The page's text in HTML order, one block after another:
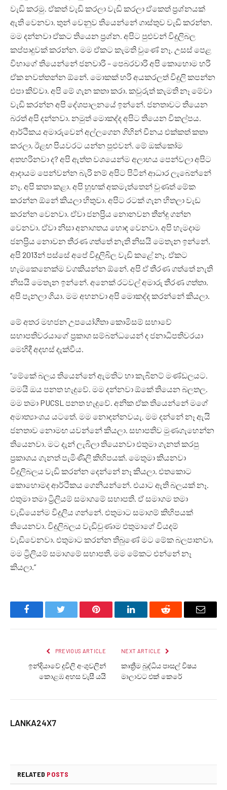
වැඩි කරමු. ඒකත් වැඩි කරලා වැඩි කරලා ඒකෙත් ප්‍රශ්නයක්
ඇති වෙනවා. තුන් වෙනුව තියෙන්නේ ගාස්තුව වැඩි කරන්න.
මම දන්නවා ඒකට තියෙන ප්‍රශ්න. අපිට පුළුවන් විදුලිබල
කප්පාදුවක් කරන්න. මම ඒකට කැමති වුණේ නෑ. උසස් පෙළ
විභාගේ තියෙන්නේ ජනවාරි – පෙබරවාරි අපි ‍කොහොම හරි
ඒක නවත්තන්න ඕනේ. මොකක් හරි අයකරලත් විදුලි කපන්න
එපා කිව්වා. අපි මේ ගැන කතා කරා. කවුරුත් කැමති නෑ මේවා
වැඩි කරන්න අපි දේශපාලනයේ ඉන්නේ. ජනතාවට තියෙන
බරත් අපි දන්නවා. නමුත් මොකද්ද අපිට තියෙන විකල්පය.
ආර්ථිකය අමාරුවෙන් අල්ලගෙන ගිහින් චීනය එක්කත් කතා
කරලා, ඊළඟ පියවරට යන්න පුළුවන්. මේ ඔක්කෝම
අතහරිනවා ද? අපි ඇත්ත වශයෙන්ම අලාභය පෙන්වලා අපිට
ආදායම පෙන්වන්න බැරි නම් අපිට පිටින් ආධාර ලැබෙන්නේ
නෑ. අපි කතා කළා. අපි හුඟක් අකමැත්තෙන් වුණත් මේක
කරන්න ඕනේ කියලා හිතුවා. අපිට රටක් ගැන හිතලා වැඩ
කරන්න වෙනවා. ඒවා ජනප්‍රිය නොනවන තීන්දු ගන්න
වෙනවා. ඒවා නිසා අනාගතය හොඳ වෙනවා. අපි හැමදාම
ජනප්‍රිය නොවන තීරණ ගත්තේ නැති නිසයි මෙතැන ඉන්නේ.
අපි 2013න් පස්සේ අපේ විදුලිබිල වැඩි කළේ නෑ. ඒකට
හැමකෙනෙක්ම වගකියන්න ඕනේ. අපි ඒ තීරණ ගත්තේ නැති
නිසයි මෙතැන ඉන්නේ. අනෙක් රටවල් අමාරු තීරණ ගත්තා.
අපි පැනලා ගියා. මම අහනවා අපි මොකද්ද කරන්නේ කියලා.
මේ අතර මහජන උපයෝගීතා කොමිසම් සභාවේ
සභාපතිවරයාගේ ප්‍රකාශ සම්බන්ධයෙන් ද ජනාධිපතිවරයා
මෙහිදී අදහස් දැක්වීය.
“මේකේ බලය තියෙන්නේ ඇමතිට හා කැබිනට් මණ්ඩලයට.
මමයි ඔය පනත හැදුවේ. මම දන්නවා ඕකේ තියෙන බලතල.
මම තමා PUCSL පනත හැදුවේ. අනික ඒක තියෙන්නේ මගේ
අමාත්‍යාංශය යටතේ. මම නොදන්නවයැ. මම දන්නේ නෑ ඇයි
ජනතාව නොමඟ යවන්නේ කියලා. සභාපතිව මුණගැහෙන්න
තියෙනවා. මට දැන් ලැබිලා තියෙනවා එතුමා ගැනත් කරපු
ප්‍රකාශය ගැනත් පැමිණිලි කිහිපයක්. මෙතුමා කියනවා
විදුලිබලය වැඩි කරන්න දෙන්නේ නෑ කියලා. එතකොට
කොහොමද ආර්ථිකය ගෙනියන්නේ. එයාට ඇති බලයක් නෑ.
එතුමා තමා ට්‍රිලියම් සමාගමේ සභාපති. ඒ සමාගම තමා
වැඩියෙන්ම විදුලිය ගන්නේ. එතුමාට සමාගම් කිහිපයක්
තියෙනවා. විදුලිබලය වැඩිවුණාම එතුමාගේ වියදම්
වැඩිවෙනවා. එතුමාට කරන්න තිබුණේ මට මේක බලපානවා,
මම ට්‍රිලියම් සමාගමේ සභාපති, මම මේකට එන්නේ නෑ
කියලා.”
FacebookTwitter Pinterest LinkedInReddit Email
PREVIOUS ARTICLE
ඉන්දියාවේ දූවිලි අංශුවලින්
කොළඹ අහස වැසී යයි
NEXT ARTICLE
කෘත්‍රීම බුද්ධිය පාසල් විෂය
මාලාවට එක් කෙරේ
LANKA24X7
RELATED POSTS